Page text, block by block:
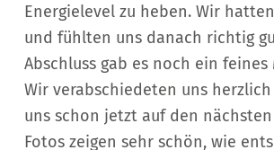
Energielevel zu heben. Wir
und fühlten uns danach richtig
Abschluss gab es noch ein feines
Wir verabschiedeten uns
uns schon jetzt auf den nächsten
Fotos zeigen sehr schön, wie